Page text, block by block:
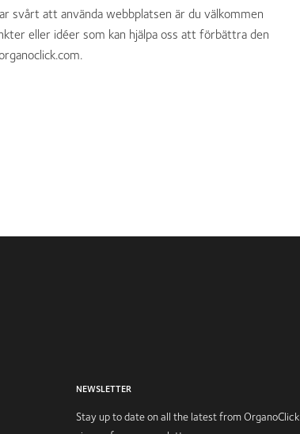
svårt att använda webbplatsen är du välkommen
eller idéer som kan hjälpa oss att förbättra den
NEWSLETTER
Stay up to date on all the latest from OrganoClick,